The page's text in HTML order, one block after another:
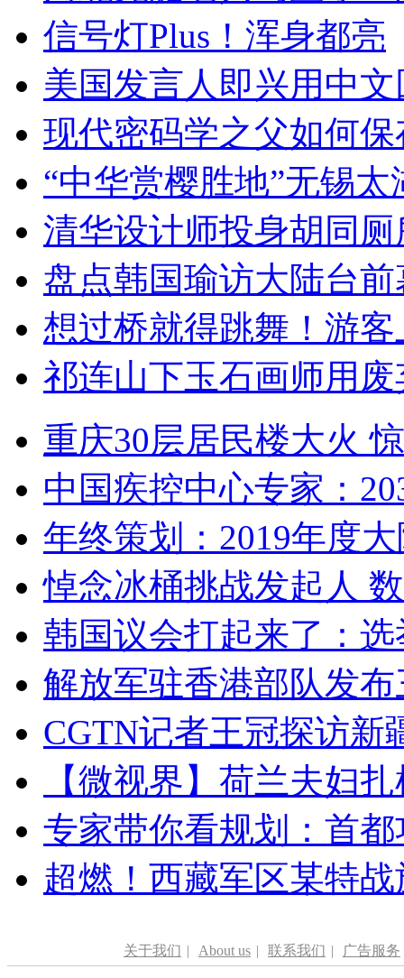
信号灯Plus！浑身都亮
美国发言人即兴用中
现代密码学之父如何
“中华赏樱胜地”无锡
清华设计师投身胡同
盘点韩国瑜访大陆台
想过桥就得跳舞！游客
祁连山下玉石画师用
重庆30层居民楼大火
中国疾控中心专家：
年终策划：2019年度
悼念冰桶挑战发起人
韩国议会打起来了：
解放军驻香港部队发
CGTN记者王冠探访新
【微视界】荷兰夫妇
专家带你看规划：首
超燃！西藏军区某特
关于我们 | About us | 联系我们 | 广告服务